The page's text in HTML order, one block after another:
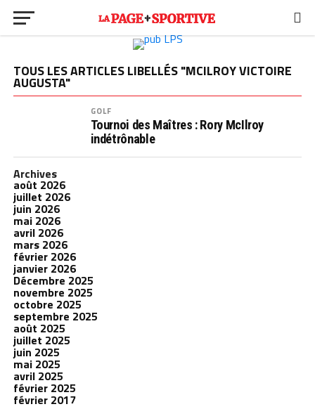
TOUS LES ARTICLES LIBELLÉS "MCILROY VICTOIRE
AUGUSTA"
GOLF
Tournoi des Maîtres : Rory McIlroy
indétrônable
Archives
août 2026
juillet 2026
juin 2026
mai 2026
avril 2026
mars 2026
février 2026
janvier 2026
Décembre 2025
novembre 2025
octobre 2025
septembre 2025
août 2025
juillet 2025
juin 2025
mai 2025
avril 2025
février 2025
février 2017